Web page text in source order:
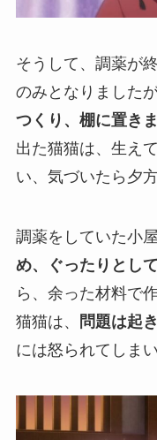
そうして、調薬が
のみとなりましたが
つくり、棚に置きま
出た猫猫は、生え
い、気づいたら夕方
調薬をしていた小
め、ぐったりとし
ら、余った材料で
猫猫は、
問題は起
には怒られてしまい